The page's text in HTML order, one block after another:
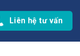
Liên hệ tư vấn